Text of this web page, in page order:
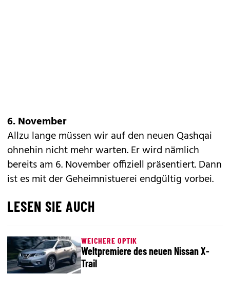
6. November
Allzu lange müssen wir auf den neuen Qashqai
ohnehin nicht mehr warten. Er wird nämlich
bereits am 6. November offiziell präsentiert. Dann
ist es mit der Geheimnistuerei endgültig vorbei.
LESEN SIE AUCH
WEICHERE OPTIK
Weltpremiere des neuen Nissan X-
Trail